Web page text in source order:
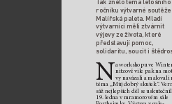
Tak znělo téma letošního
ročníku výtvarné soutěže
Malířská paleta. Mladí
výtvarníci měli ztvárnit
výjevy ze života, které
představují pomoc,
solidaritu, soucit ištědr
Na workshopu ve W
nitzově vile pak na
vy navázali amalovali
téma „Můj dobrý skutek“. Ver
sáž nejlepších děl se usku
19.ledna vmramorovém sále